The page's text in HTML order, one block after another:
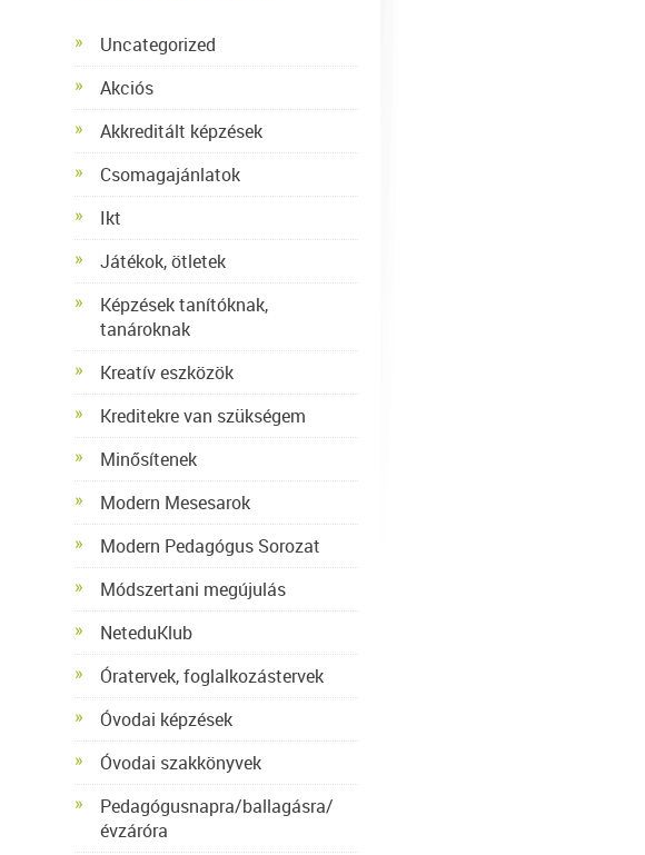
Uncategorized
Akciós
Akkreditált képzések
Csomagajánlatok
Ikt
Játékok, ötletek
Képzések tanítóknak,
tanároknak
Kreatív eszközök
Kreditekre van szükségem
Minősítenek
Modern Mesesarok
Modern Pedagógus Sorozat
Módszertani megújulás
NeteduKlub
Óratervek, foglalkozástervek
Óvodai képzések
Óvodai szakkönyvek
Pedagógusnapra/ballagásra/
évzáróra